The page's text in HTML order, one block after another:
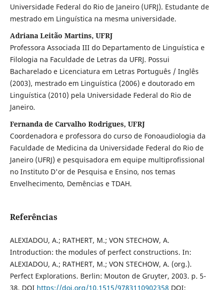
Universidade Federal do Rio de Janeiro (UFRJ). Estudante de
mestrado em Linguística na mesma universidade.
Adriana Leitão Martins, UFRJ
Professora Associada III do Departamento de Linguística e
Filologia na Faculdade de Letras da UFRJ. Possui
Bacharelado e Licenciatura em Letras Português / Inglês
(2003), mestrado em Linguística (2006) e doutorado em
Linguística (2010) pela Universidade Federal do Rio de
Janeiro.
Fernanda de Carvalho Rodrigues, UFRJ
Coordenadora e professora do curso de Fonoaudiologia da
Faculdade de Medicina da Universidade Federal do Rio de
Janeiro (UFRJ) e pesquisadora em equipe multiprofissional
no Instituto D'or de Pesquisa e Ensino, nos temas
Envelhecimento, Demências e TDAH.
Referências
ALEXIADOU, A.; RATHERT, M.; VON STECHOW, A.
Introduction: the modules of perfect constructions. In:
ALEXIADOU, A.; RATHERT, M.; VON STECHOW, A. (org.).
Perfect Explorations. Berlin: Mouton de Gruyter, 2003. p. 5-
38. DOI https://doi.org/10.1515/9783110902358 DOI: